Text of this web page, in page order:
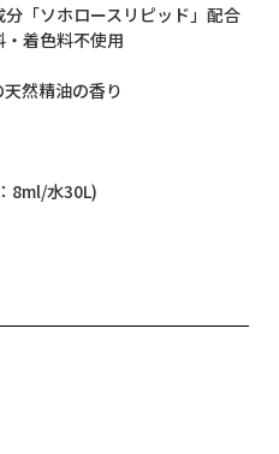
「ソホロースリピッド」配合
着色料不使用
然精油の香り
8ml/水30L)